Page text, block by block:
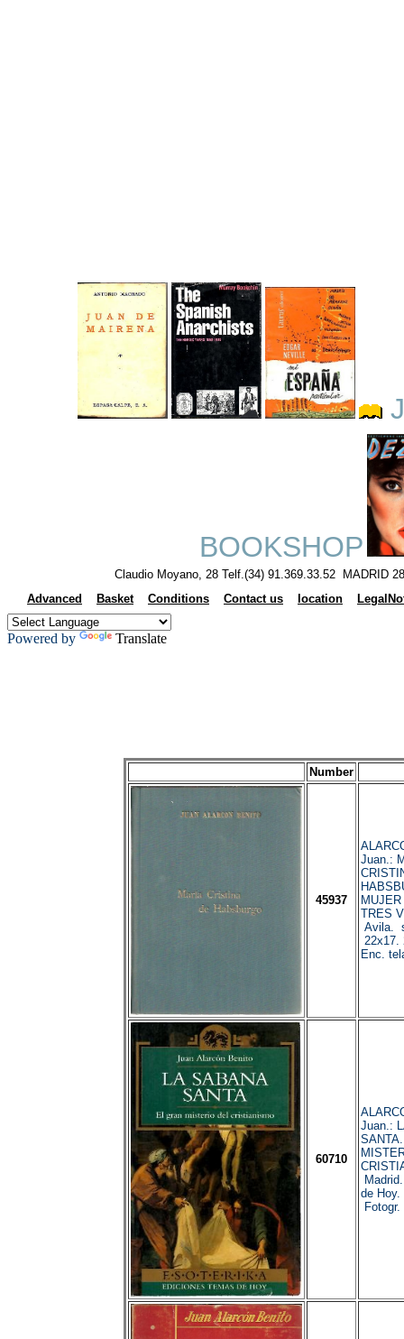
BOOKSHOP
Claudio Moyano, 28 Telf.(34) 91.369.33.52 MADRID
Advanced
Basket Conditions Contact us location
Powered by Translate
Number
45937
Juan.:
TRES
Avila.
22x17.
Enc.
60710
Juan.:
de
Fotogr.